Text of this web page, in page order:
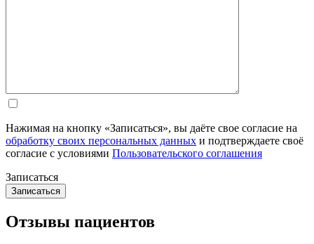
Нажимая на кнопку «Записаться», вы даёте свое согласие на
обработку своих персональных данных и подтверждаете своё
согласие с условиями Пользовательского соглашения
Записаться
Отзывы пациентов